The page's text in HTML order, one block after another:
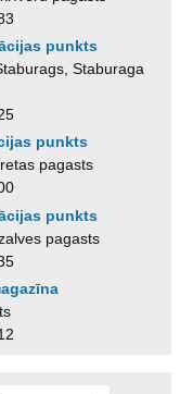
punkts
Staburaga
punkts
pagasts
punkts
pagasts